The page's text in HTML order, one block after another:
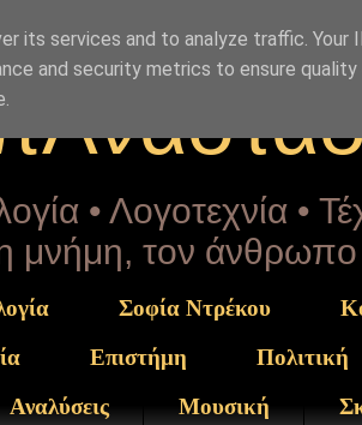
• Λογοτεχνία •
μνήμη, τον
Σοφία Ντρέκου
Επιστήμη Πολιτική
Αναλύσεις Μουσική
its services and to analyze traffic. Your
and security metrics to ensure